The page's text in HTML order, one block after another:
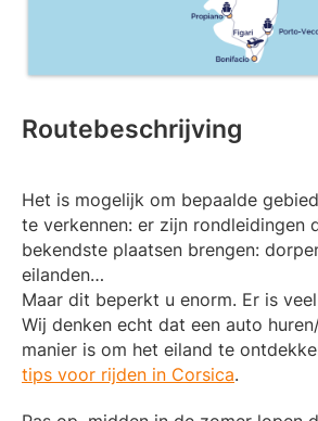
Routebeschrijving
Het is mogelijk om bepaalde
te verkennen: er zijn rondleidingen
bekendste plaatsen brengen:
eilanden…
Maar dit beperkt u enorm. Er is
Wij denken echt dat een auto
manier is om het eiland te
tips voor rijden in Corsica.